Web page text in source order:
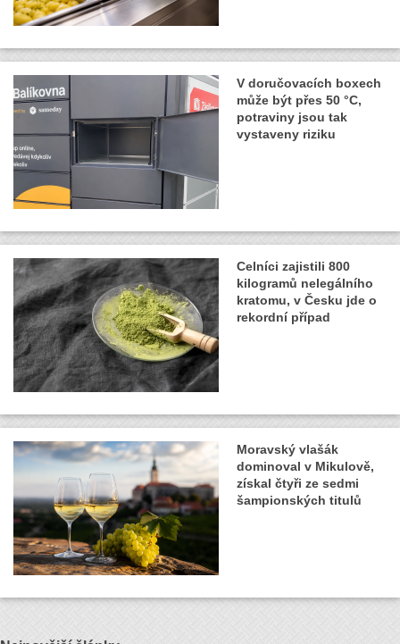
V doručovacích boxech
může být přes 50 °C,
potraviny jsou tak
vystaveny riziku
Celníci zajistili 800
kilogramů nelegálního
kratomu, v Česku jde o
rekordní případ
Moravský vlašák
dominoval v Mikulově,
získal čtyři ze sedmi
šampionských titulů